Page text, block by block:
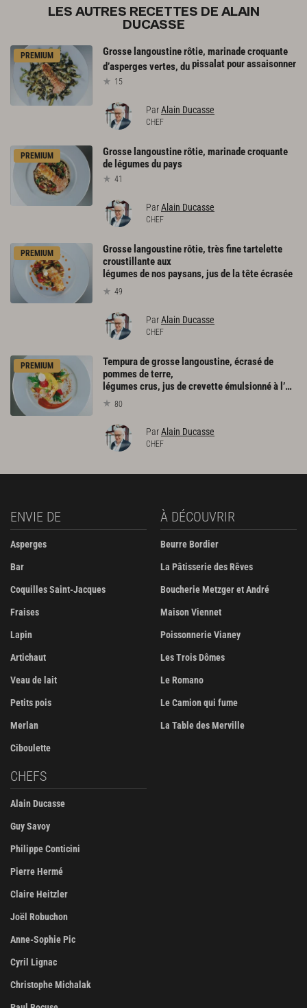
LES AUTRES RECETTES DE ALAIN
DUCASSE
PREMIUM
Grosse langoustine rôtie, marinade croquante
d’asperges vertes, dupissalat pour assaisonner
15
ParAlain Ducasse
CHEF
PREMIUM Grosse langoustinerôtie, marinadecroquante
de légumesdupays
41
ParAlain Ducasse
CHEF
PREMIUM
Grosse langoustine rôtie, très fine tartelette
croustillante aux
légumes de nos paysans, jus de la tête écrasée
49
ParAlain Ducasse
CHEF
PREMIUM
Tempura de grosse langoustine, écrasé de
pommes de terre,
légumes crus, jus de crevette émulsionné à l’huile d’olive
80
ParAlain Ducasse
CHEF
ENVIE DE
Asperges
Bar
Coquilles Saint-Jacques
Fraises
Lapin
Artichaut
Veau de lait
Petits pois
Merlan
Ciboulette
À DÉCOUVRIR
Beurre Bordier
La Pâtisserie des Rêves
Boucherie Metzger et André
Maison Viennet
Poissonnerie Vianey
Les Trois Dômes
Le Romano
Le Camion qui fume
La Table des Merville
CHEFS
Alain Ducasse
Guy Savoy
Philippe Conticini
Pierre Hermé
Claire Heitzler
Joël Robuchon
Anne-Sophie Pic
Cyril Lignac
Christophe Michalak